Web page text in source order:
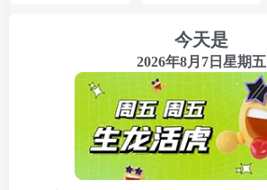
今天是
2026年8月7日星期五